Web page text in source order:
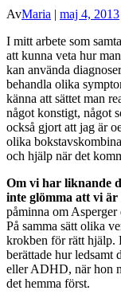
AvMaria | maj 4, 2013
I mitt arbete som
att kunna veta hur
kan använda
behandla olika
känna att sättet man
något konstigt, något
också gjort att jag är
olika
och hjälp när det
Om vi har liknande
inte glömma att vi
påminna om
På samma sätt olika
krokben för rätt hjälp.
berättade hur ledsamt
eller ADHD, när hon
det hemma först.